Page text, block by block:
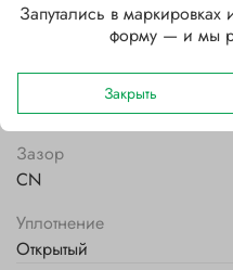
Ширина B, мм
Полиамидный
Зазор
CN
Уплотнение
Открытый
Запутались в
форму — и мы
Закрыть